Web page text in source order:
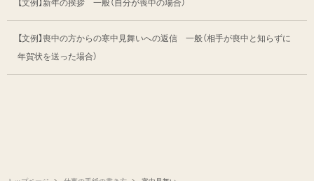
【文例】新年の挨拶 一般（自分が喪中の場合）
【文例】喪中の方からの寒中見舞いへの返信 一般（相手が喪中と知らずに
年賀状を送った場合）